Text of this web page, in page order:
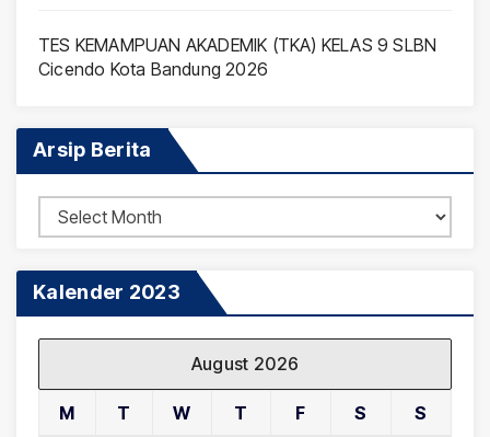
TES KEMAMPUAN AKADEMIK (TKA) KELAS 9 SLBN
Cicendo Kota Bandung 2026
Arsip Berita
Arsip
Berita
Kalender 2023
August 2026
M T W T F S S